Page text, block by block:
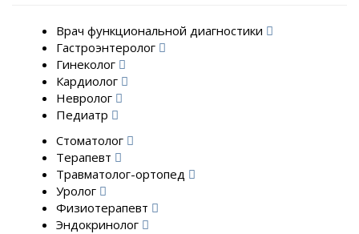
Врач функциональной диагностики
Гастроэнтеролог
Гинеколог
Кардиолог
Невролог
Педиатр
Стоматолог
Терапевт
Травматолог-ортопед
Уролог
Физиотерапевт
Эндокринолог